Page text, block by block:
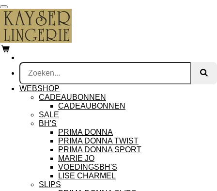
Ga
direct
naar
de
hoofdinhoud
WEBSHOP
CADEAUBONNEN
CADEAUBONNEN
SALE
BH'S
PRIMA DONNA
PRIMA DONNA TWIST
PRIMA DONNA SPORT
MARIE JO
VOEDINGSBH'S
LISE CHARMEL
SLIPS